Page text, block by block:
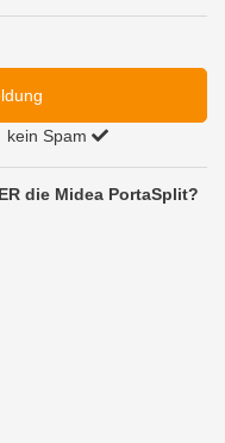
kein Spam
die Midea PortaSplit?